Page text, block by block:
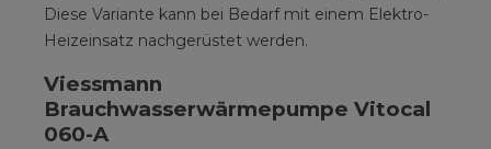
Diese Variante kann bei Bedarf mit einem Elektro-
Heizeinsatz nachgerüstet werden.
Viessmann
Brauchwasserwärmepumpe Vitocal
060-A